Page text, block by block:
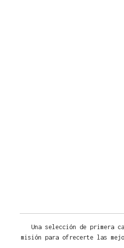
Una selección de primera
misión para ofrecerte las